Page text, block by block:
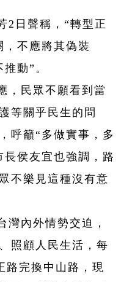
2日聲稱，“轉型正
，不應將其偽裝
動”。
，民眾不願看到當
等關乎民生的問
呼籲“多做實事，多
侯友宜也強調，路
不樂見這種沒有意
灣內外情勢交迫，
照顧人民生活，每
路完換中山路，現